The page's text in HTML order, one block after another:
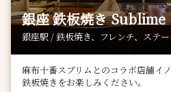
銀座 鉄板焼き Sublime
銀座駅 / 鉄板焼き、フレンチ、ステ
麻布十番スブリムとのコラボ店舗イ
鉄板焼きをお楽しみください。